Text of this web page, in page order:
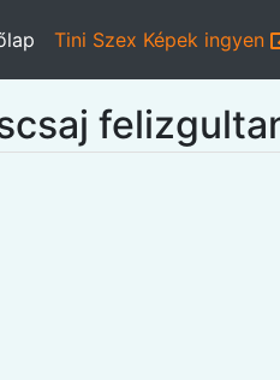
Tini Szex Képek ingyen